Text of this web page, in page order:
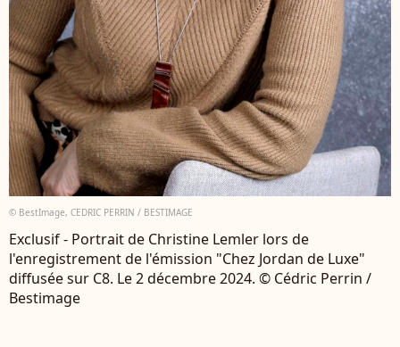
© BestImage, CEDRIC PERRIN / BESTIMAGE
Exclusif - Portrait de Christine Lemler lors de
l'enregistrement de l'émission "Chez Jordan de Luxe"
diffusée sur C8. Le 2 décembre 2024. © Cédric Perrin /
Bestimage